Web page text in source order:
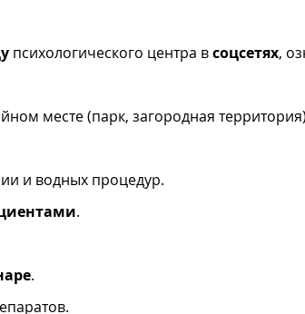
психологического центра всоцсетях,
месте (парк, загородная
и водных процедур.
.
.